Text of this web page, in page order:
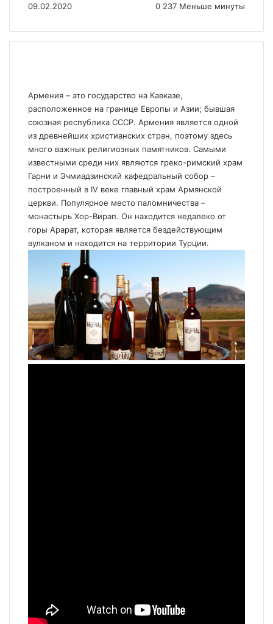
09.02.2020 0 237 Меньше минуты
Армения – это государство на Кавказе,
расположенное на границе Европы и Азии; бывшая
союзная республика СССР. Армения является одной
из древнейших христианских стран, поэтому здесь
много важных религиозных памятников. Самыми
известными среди них являются греко-римский храм
Гарни и Эчмиадзинский кафедральный собор –
построенный в IV веке главный храм Армянской
церкви. Популярное место паломничества –
монастырь Хор-Вирап. Он находится недалеко от
горы Арарат, которая является бездействующим
вулканом и находится на территории Турции.